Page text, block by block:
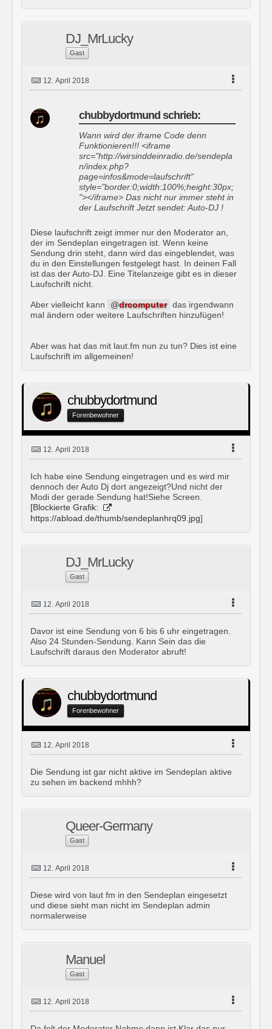
DJ_MrLucky
Gast
12. April 2018
chubbydortmund schrieb:
Wann wird der iframe Code denn
Funktionieren!!! <iframe
src="http://wirsinddeinradio.de/sendepla
n/index.php?
page=infos&mode=laufschrift"
style="border:0;width:100%;height:30px;
"></iframe> Das nicht nur immer steht in
der Laufschrift Jetzt sendet: Auto-DJ !
Diese laufschrift zeigt immer nur den Moderator an,
der im Sendeplan eingetragen ist. Wenn keine
Sendung drin steht, dann wird das eingeblendet, was
du in den Einstellungen festgelegt hast. In deinen Fall
ist das der Auto-DJ. Eine Titelanzeige gibt es in dieser
Laufschrift nicht.
Aber vielleicht kann drcomputer das irgendwann
mal ändern oder weitere Laufschriften hinzufügen!
Aber was hat das mit laut.fm nun zu tun? Dies ist eine
Laufschrift im allgemeinen!
chubbydortmund
Forenbewohner
12. April 2018
Ich habe eine Sendung eingetragen und es wird mir
dennoch der Auto Dj dort angezeigt?Und nicht der
Modi der gerade Sendung hat!Siehe Screen.
[Blockierte Grafik:
https://abload.de/thumb/sendeplanhrq09.jpg]
DJ_MrLucky
Gast
12. April 2018
Davor ist eine Sendung von 6 bis 6 uhr eingetragen.
Also 24 Stunden-Sendung. Kann Sein das die
Laufschrift daraus den Moderator abruft!
chubbydortmund
Forenbewohner
12. April 2018
Die Sendung ist gar nicht aktive im Sendeplan aktive
zu sehen im backend mhhh?
Queer-Germany
Gast
12. April 2018
Diese wird von laut fm in den Sendeplan eingesetzt
und diese sieht man nicht im Sendeplan admin
normalerweise
Manuel
Gast
12. April 2018